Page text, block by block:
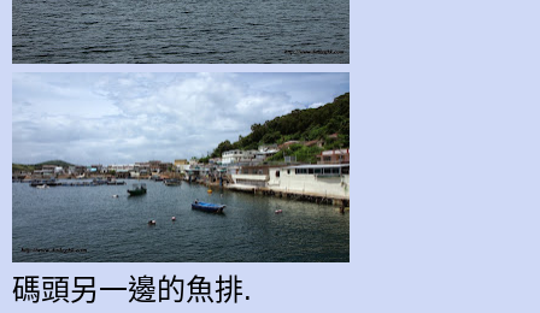
碼頭另一邊的魚排.